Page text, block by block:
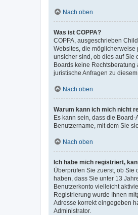
Nach oben
Was ist COPPA?
COPPA, ausgeschrieben
Websites, die
unsicher sind, ob dies auf Sie
Boards keine
juristische Anfragen zu
Nach oben
Warum kann ich mich nicht
Es kann sein, dass die
Benutzername, mit dem Sie
Nach oben
Ich habe mich registriert,
Überprüfen Sie zuerst, ob
haben, dass Sie unter 13
Benutzerkonto vielleicht
Registrierung wurde Ihnen
Adresse korrekt eingegeben
Administrator.